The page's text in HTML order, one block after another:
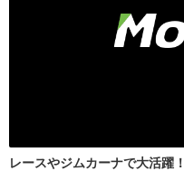
レースやジムカーナで大活躍